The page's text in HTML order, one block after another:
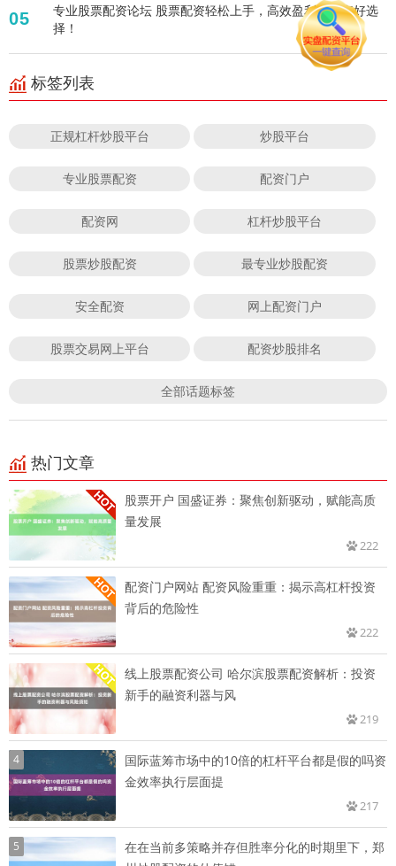
05
专业股票配资论坛 股票配资轻松上手，高效盈利，投资好选
择！
标签列表
正规杠杆炒股平台 炒股平台
专业股票配资 配资门户
配资网 杠杆炒股平台
股票炒股配资 最专业炒股配资
安全配资 网上配资门户
股票交易网上平台 配资炒股排名
全部话题标签
热门文章
股票开户 国盛证券：聚焦创新驱动，赋能高质
量发展
222
配资门户网站 配资风险重重：揭示高杠杆投资
背后的危险性
222
线上股票配资公司 哈尔滨股票配资解析：投资
新手的融资利器与风
219
4
国际蓝筹市场中的10倍的杠杆平台都是假的吗资
金效率执行层面提
217
5
在在当前多策略并存但胜率分化的时期里下，郑